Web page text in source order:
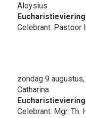
Aloysius
Eucharistieviering
Celebrant: Pastoor
zondag 9
Catharina
Eucharistieviering
Celebrant: Mgr. Th.